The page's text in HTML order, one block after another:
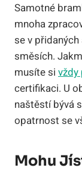
Samotné
mnoha
se v
směsích.
musíte si
certifikaci. U
naštěstí bývá
opatrnost se
Mohu